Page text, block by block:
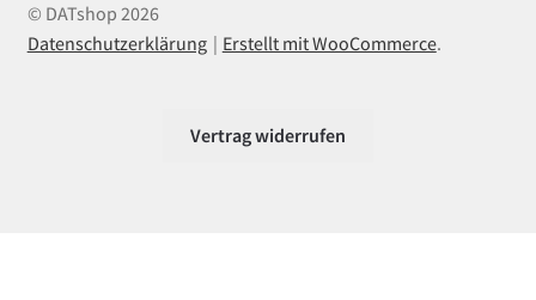
© DATshop 2026
Datenschutzerklärung
Erstellt mit WooCommerce.
Vertrag widerrufen